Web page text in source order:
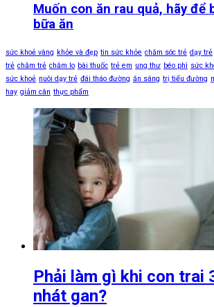
Muốn con ăn rau quả, hãy để
bữa ăn
sức khoẻ vàng khỏe và đẹp tin sức khỏe chăm sóc trẻ dạy trẻ
trẻ chăm trẻ chăm lo bài thuốc trẻ em ung thư béo phì sức
sức khoẻ nuôi dạy trẻ đái tháo đường ăn sáng trị tiểu đường
hay giảm cân thực phẩm
Phải làm gì khi con trai
nhát gan?